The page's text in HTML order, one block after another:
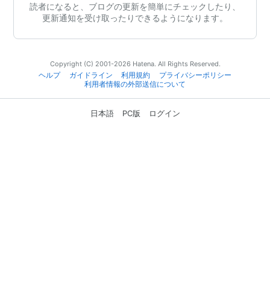
読者になると、ブログの更新を簡単にチェックしたり、
更新通知を受け取ったりできるようになります。
Copyright (C) 2001-2026 Hatena. All Rights Reserved.
ヘルプ
ガイドライン 利用規約
プライバシーポリシー
利用者情報の外部送信について
日本語 PC版 ログイン